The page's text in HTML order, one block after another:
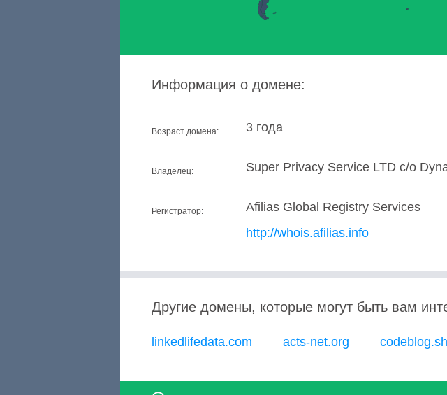
Информация о домене:
Возраст домена: 3 года
Владелец: Super Privacy Service LTD c/o
Регистратор:
Afilias Global Registry Services
http://whois.afilias.info
Другие домены, которые могут быть вам
linkedlifedata.com acts-net.org